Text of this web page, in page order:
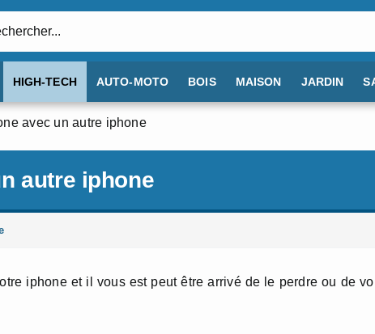
HIGH-TECH AUTO-MOTO BOIS MAISON JARDIN
avec un autre iphone
autre iphone
iphone et il vous est peut être arrivé de le perdre ou de